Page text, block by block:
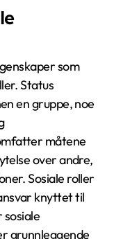
som
Status